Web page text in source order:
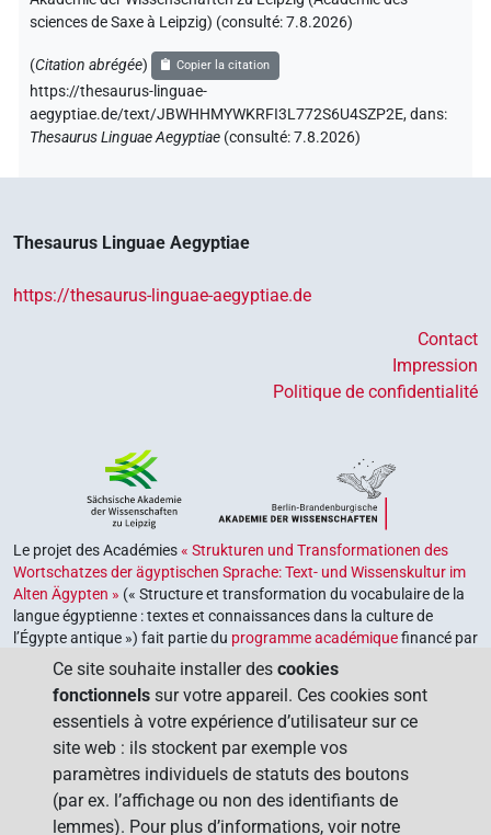
sciences de Saxe à Leipzig) (consulté:7.8.2026)
(Citation abrégée) Copier la citation
https://thesaurus-linguae-
aegyptiae.de/text/JBWHHMYWKRFI3L772S6U4SZP2E,dans:
Thesaurus Linguae Aegyptiae (consulté:7.8.2026)
Thesaurus Linguae Aegyptiae
https://thesaurus-linguae-aegyptiae.de
Contact
Impression
Politique de confidentialité
Le projet des Académies« Strukturen und Transformationen des
Wortschatzes der ägyptischen Sprache: Text- und Wissenskultur im
Alten Ägypten » (« Structure et transformation du vocabulaire de la
langue égyptienne : textes et connaissances dans la culture de
l’Égypte antique ») fait partie du programme académiquefinancé par
le gouvernement fédéral et les gouvernements des Länder de la
retrouver et explorer notre héritage culturel. Le programme est
coordonné par l’Union des académies allemandes des sciences et
des lettres .
Ce site souhaite installer des cookies
fonctionnels sur votre appareil. Ces cookies sont
essentiels à votre expérience d’utilisateur sur ce
site web : ils stockent par exemple vos
paramètres individuels de statuts des boutons
(par ex. l’affichage ou non des identifiants de
lemmes). Pour plus d’informations, voir notre